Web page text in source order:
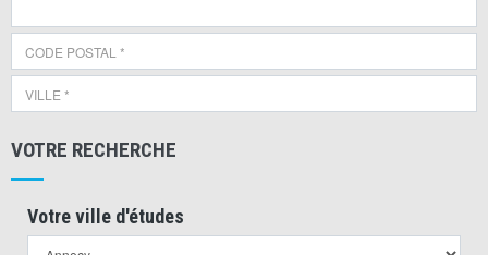
VOTRE RECHERCHE
Votre ville d'études